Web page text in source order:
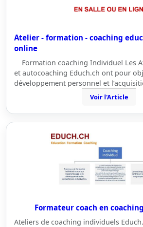
Atelier - formation - coaching
online
Formation coaching Individuel Les
et autocoaching Educh.ch ont pour
développement personnel et
Voir l'Article
Formateur coach en
Ateliers de coaching individuels